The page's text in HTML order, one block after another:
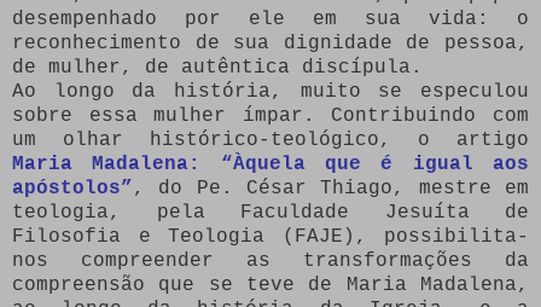
desempenhado por ele em sua vida: o
reconhecimento de sua dignidade de pessoa,
de mulher, de autêntica discípula.
Ao longo da história, muito se especulou
sobre essa mulher ímpar. Contribuindo com
um olhar histórico-teológico, o artigo
Maria Madalena: “Àquela que é igual aos
apóstolos” , do Pe. César Thiago, mestre em
teologia, pela Faculdade Jesuíta de
Filosofia e Teologia (FAJE), possibilita-
nos compreender as transformações da
compreensão que se teve de Maria Madalena,